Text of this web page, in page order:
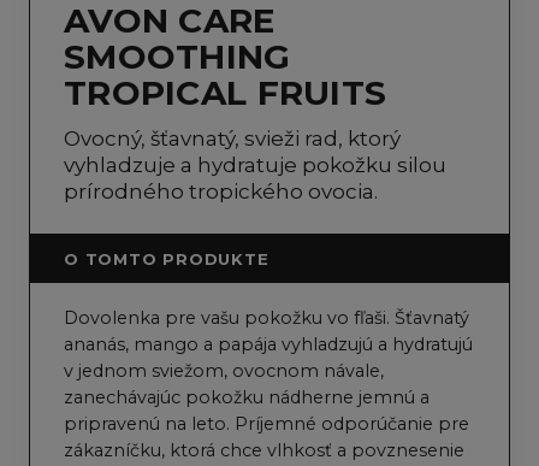
AVON CARE
SMOOTHING
TROPICAL FRUITS
Ovocný, šťavnatý, svieži rad, ktorý
vyhladzuje a hydratuje pokožku silou
prírodného tropického ovocia.
O TOMTO PRODUKTE
Dovolenka pre vašu pokožku vo fľaši. Šťavnatý
ananás, mango a papája vyhladzujú a hydratujú
v jednom sviežom, ovocnom návale,
zanechávajúc pokožku nádherne jemnú a
pripravenú na leto. Príjemné odporúčanie pre
zákazníčku, ktorá chce vlhkosť a povznesenie